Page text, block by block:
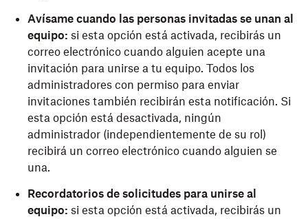
Avísame cuando las personas invitadas se unan al
equipo: si esta opción está activada, recibirás un
correo electrónico cuando alguien acepte una
invitación para unirse a tu equipo. Todos los
administradores con permiso para enviar
invitaciones también recibirán esta notificación. Si
esta opción está desactivada, ningún
administrador (independientemente de su rol)
recibirá un correo electrónico cuando alguien se
una.
Recordatorios de solicitudes para unirse al
equipo: si esta opción está activada, recibirás un